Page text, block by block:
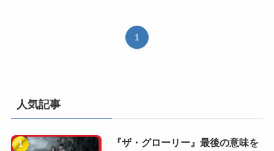
1
人気記事
『ザ・グローリー』最後の意味を